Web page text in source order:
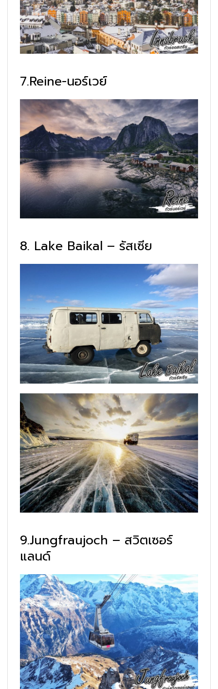
7.Reine-นอร์เวย์
8. Lake Baikal – รัสเซีย
9.Jungfraujoch – สวิตเซอร์
แลนด์